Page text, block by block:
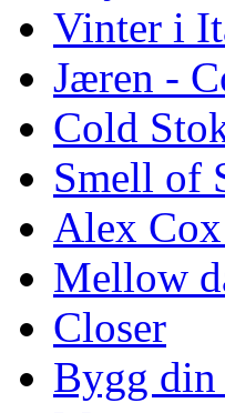
Vinter i
Jæren -
Cold
Smell of
Alex Cox
Mellow
Closer
Bygg din